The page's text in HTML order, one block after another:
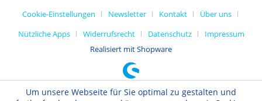
Cookie-Einstellungen Newsletter Kontakt
Über uns
Nützliche Apps
Widerrufsrecht Datenschutz
Impressum
Realisiert mit Shopware
Um unsere Webseite für Sie optimal zu gestalten und